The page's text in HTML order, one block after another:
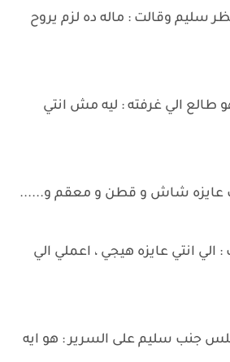
سليم وقالت : ماله ده لزم يروح
الي غرفته : ليه مش انتي
عايزه شاش و قطن و معقم و......
انتي عايزه هيجي ، اعملي الي
جنب سليم على السرير : هو ايه